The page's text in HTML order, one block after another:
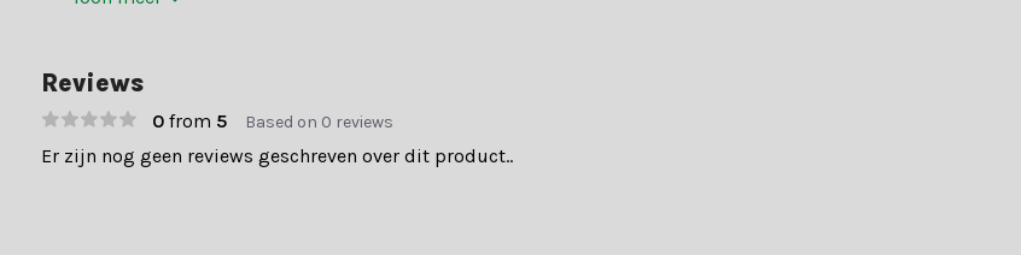
Reviews
0from 5 Based on 0 reviews
Er zijn nog geen reviews geschreven over dit product..